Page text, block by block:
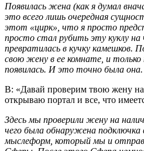
Появилась жена (как я думал
это всего лишь очередная
этот «цирк», что я просто
просто стал рубить эту куклу
превратилась в кучку камешков.
свою жену в ее комнате, и
появилась. И это точно была она.
В: «Давай проверим твою жену
открываю портал и все, что
Здесь мы проверили жену на
чего была обнаружена
мыслеформ, который мы и